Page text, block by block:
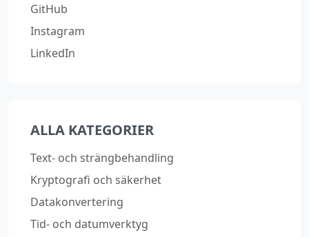
GitHub
Instagram
LinkedIn
ALLA KATEGORIER
Text‑ och strängbehandling
Kryptografi och säkerhet
Datakonvertering
Tid‑ och datumverktyg